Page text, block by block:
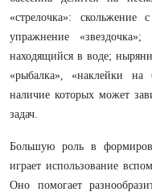
«стрелочка»: скольжение
упражнение
находящийся в воде;
«рыбалка», «наклейки
наличие которых может
задач.
Большую роль в
играет использование
Оно помогает